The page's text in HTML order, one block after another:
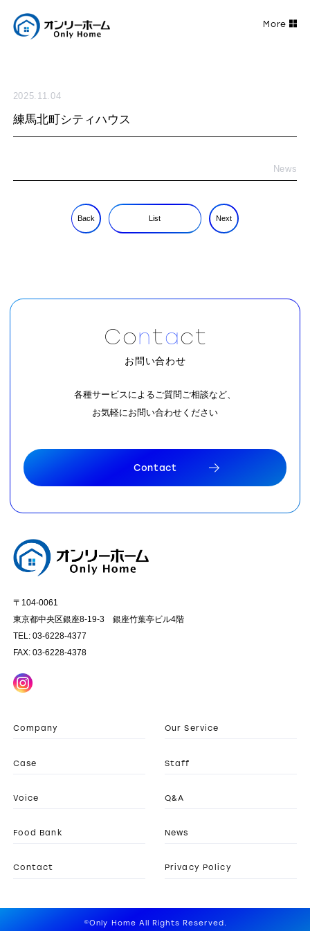
2025.11.04
練馬北町シティハウス
News
Back List Next
Contact
お問い合わせ
各種サービスによるご質問ご相談など、
お気軽にお問い合わせください
Contact
〒104-0061
東京都中央区銀座8-19-3 銀座竹葉亭ビル4階
TEL: 03-6228-4377
FAX: 03-6228-4378
Company Our Service
Case Staff
Voice Q&A
Food Bank News
Contact Privacy Policy
©Only Home All Rights Reserved.